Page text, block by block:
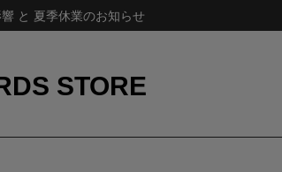
と 夏季休業のお知らせ
STORE